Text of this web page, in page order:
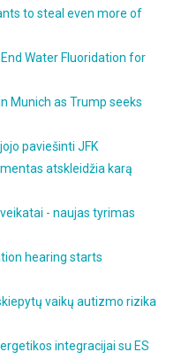
to steal even more of
Water Fluoridation for
Munich as Trump seeks
paviešinti JFK
atskleidžia karą
- naujas tyrimas
hearing starts
vaikų autizmo rizika
integracijai su ES